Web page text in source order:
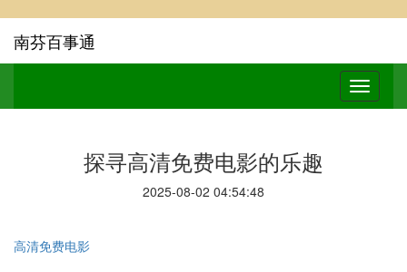
南芬百事通
探寻高清免费电影的乐趣
2025-08-02 04:54:48
高清免费电影